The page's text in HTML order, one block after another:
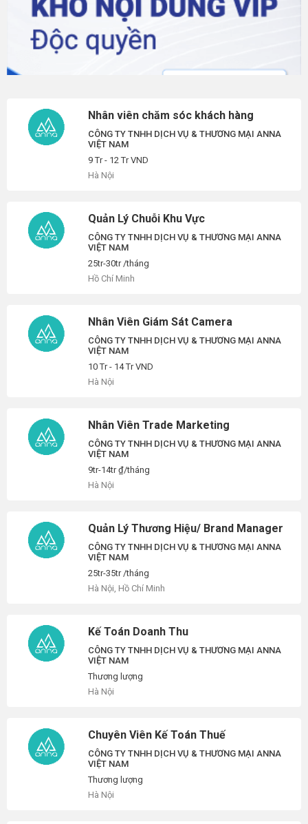
Nhân viên chăm sóc khách hàng
CÔNG TY TNHH DỊCH VỤ & THƯƠNG MẠI ANNA
VIỆT NAM
9 Tr - 12 Tr VND
Hà Nội
Quản Lý Chuỗi Khu Vực
CÔNG TY TNHH DỊCH VỤ & THƯƠNG MẠI ANNA
VIỆT NAM
25tr-30tr /tháng
Hồ Chí Minh
Nhân Viên Giám Sát Camera
CÔNG TY TNHH DỊCH VỤ & THƯƠNG MẠI ANNA
VIỆT NAM
10 Tr - 14 Tr VND
Hà Nội
Nhân Viên Trade Marketing
CÔNG TY TNHH DỊCH VỤ & THƯƠNG MẠI ANNA
VIỆT NAM
9tr-14tr ₫/tháng
Hà Nội
Quản Lý Thương Hiệu/ Brand Manager
CÔNG TY TNHH DỊCH VỤ & THƯƠNG MẠI ANNA
VIỆT NAM
25tr-35tr /tháng
Hà Nội, Hồ Chí Minh
Kế Toán Doanh Thu
CÔNG TY TNHH DỊCH VỤ & THƯƠNG MẠI ANNA
VIỆT NAM
Thương lượng
Hà Nội
Chuyên Viên Kế Toán Thuế
CÔNG TY TNHH DỊCH VỤ & THƯƠNG MẠI ANNA
VIỆT NAM
Thương lượng
Hà Nội